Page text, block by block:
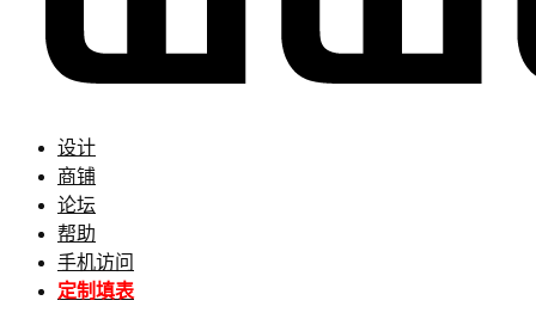
设计
商铺
论坛
帮助
手机访问
定制填表